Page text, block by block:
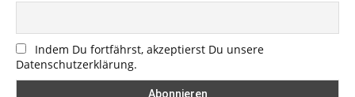
Indem Du fortfährst, akzeptierst Du unsere
Datenschutzerklärung.